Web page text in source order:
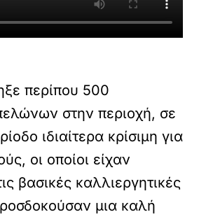
περίπου 500
στην περιοχή, σε
ιδιαίτερα κρίσιμη για
οι οποίοι είχαν
βασικές καλλιεργητικές
μια καλή